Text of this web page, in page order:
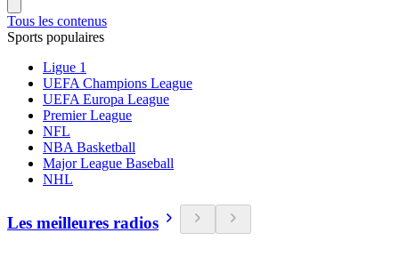
Tous les contenus
Sports populaires
Ligue 1
UEFA Champions League
UEFA Europa League
Premier League
NFL
NBA Basketball
Major League Baseball
NHL
Les meilleures radios